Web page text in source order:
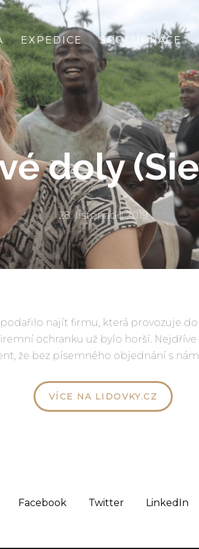
EXPEDICE SPOLUPRÁCE
doly
28. listopadu 2019
najít firmu, která provozuje
ochranku už bylo horší.
že bez písemného objednání s
VÍCE NA LIDOVKY.CZ
Facebook Twitter LinkedIn